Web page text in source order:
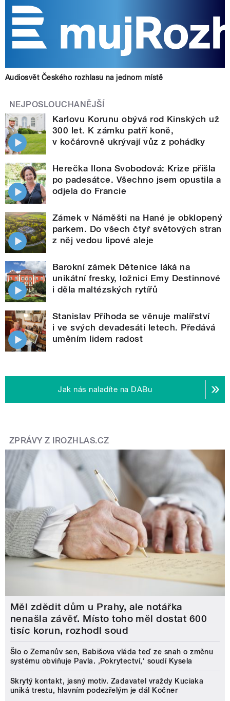
Audiosvět Českého rozhlasu na jednom místě
NEJPOSLOUCHANĚJŠÍ
Karlovu Korunu obývá rod Kinských už
300 let. K zámku patří koně,
v kočárovně ukrývají vůz z pohádky
Herečka Ilona Svobodová: Krize přišla
po padesátce. Všechno jsem opustila a
odjela do Francie
Zámek v Náměšti na Hané je obklopený
parkem. Do všech čtyř světových stran
z něj vedou lipové aleje
Barokní zámek Dětenice láká na
unikátní fresky, ložnici Emy Destinnové
i děla maltézských rytířů
Stanislav Příhoda se věnuje malířství
i ve svých devadesáti letech. Předává
uměním lidem radost
Jak nás naladíte na DABu
ZPRÁVY Z IROZHLAS.CZ
Měl zdědit dům u Prahy, ale notářka
nenašla závěť. Místo toho měl dostat 600
tisíc korun, rozhodl soud
Šlo o Zemanův sen, Babišova vláda teď ze snah o změnu
systému obviňuje Pavla. ‚Pokrytectví,‘ soudí Kysela
Skrytý kontakt, jasný motiv. Zadavatel vraždy Kuciaka
uniká trestu, hlavním podezřelým je dál Kočner